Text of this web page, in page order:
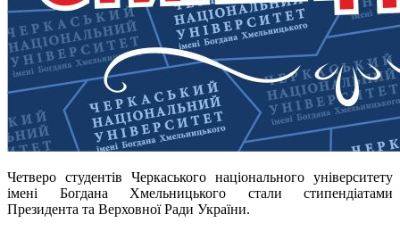
Четверо студентів Черкаського національного університету
імені Богдана Хмельницького стали стипендіатами
Президента та Верховної Ради України.